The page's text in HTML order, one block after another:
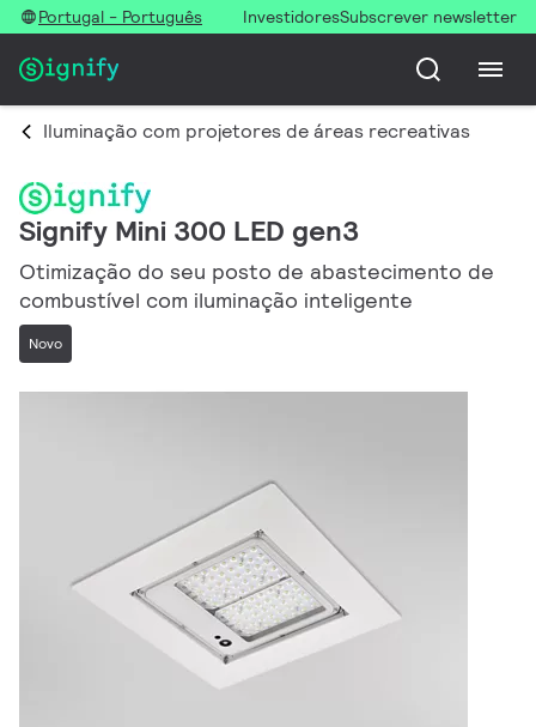
Portugal - Português InvestidoresSubscrever newsletter
Iluminação com projetores de áreas recreativas
Signify Mini 300 LED gen3
Otimização do seu posto de abastecimento de
combustível com iluminação inteligente
Novo